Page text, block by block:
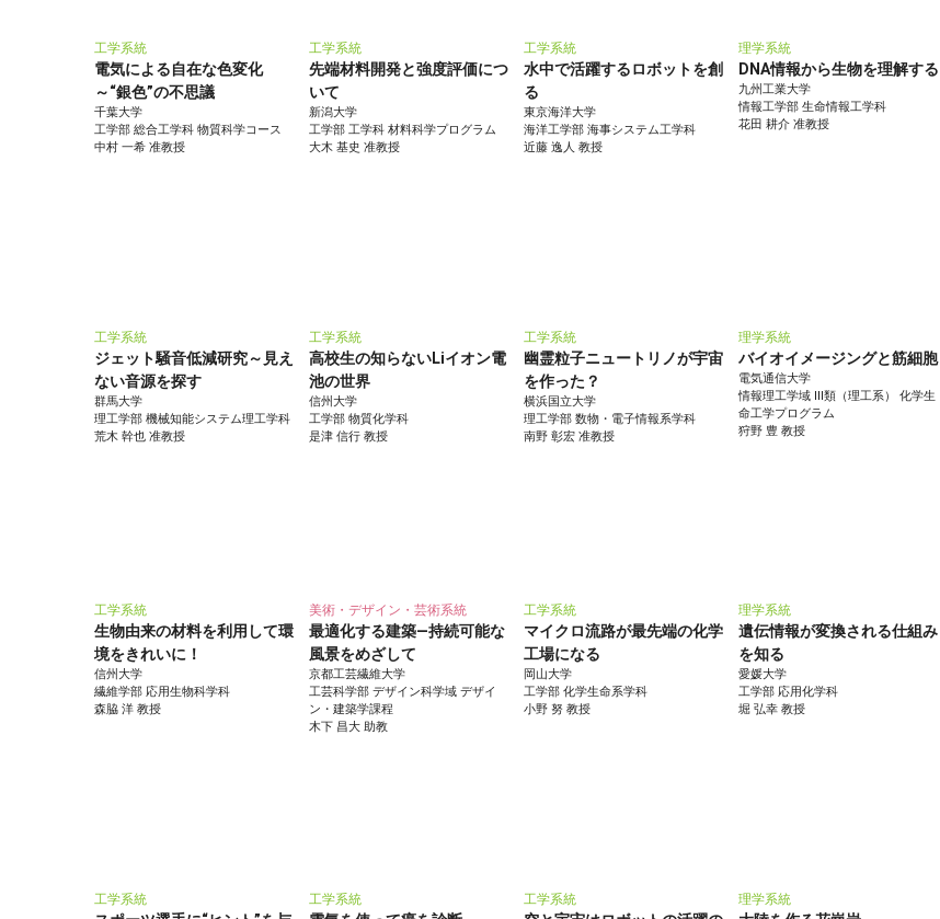
工学系統
電気による自在な色変化
～“銀色”の不思議
千葉大学
工学部 総合工学科 物質科学コース
中村 一希 准教授
工学系統
先端材料開発と強度評価につ
いて
新潟大学
工学部 工学科 材料科学プログラム
大木 基史 准教授
工学系統
水中で活躍するロボットを創
る
東京海洋大学
海洋工学部 海事システム工学科
近藤 逸人 教授
理学系統
DNA情報から生物を理解する
九州工業大学
情報工学部 生命情報工学科
花田 耕介 准教授
工学系統
ジェット騒音低減研究～見え
ない音源を探す
群馬大学
理工学部 機械知能システム理工学科
荒木 幹也 准教授
工学系統
高校生の知らないLiイオン電
池の世界
信州大学
工学部 物質化学科
是津 信行 教授
工学系統
幽霊粒子ニュートリノが宇宙
を作った？
横浜国立大学
理工学部 数物・電子情報系学科
南野 彰宏 准教授
理学系統
バイオイメージングと筋細胞
電気通信大学
情報理工学域 III類（理工系） 化学生
命工学プログラム
狩野 豊 教授
工学系統
生物由来の材料を利用して環
境をきれいに！
信州大学
繊維学部 応用生物科学科
森脇 洋 教授
美術・デザイン・芸術系統
最適化する建築―持続可能な
風景をめざして
京都工芸繊維大学
工芸科学部 デザイン科学域 デザイ
ン・建築学課程
木下 昌大 助教
工学系統
マイクロ流路が最先端の化学
工場になる
岡山大学
工学部 化学生命系学科
小野 努 教授
理学系統
遺伝情報が変換される仕組み
を知る
愛媛大学
工学部 応用化学科
堀 弘幸 教授
工学系統 工学系統 工学系統 理学系統